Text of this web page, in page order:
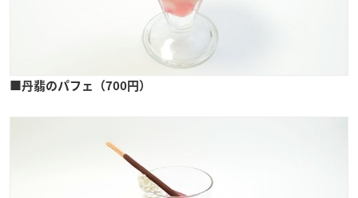
■丹翡のパフェ（700円）